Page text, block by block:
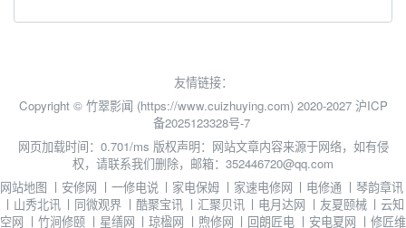
友情链接：
Copyright © 竹翠影闻 (https://www.cuizhuying.com) 2020-2027 沪ICP
备2025123328号-7
网页加载时间：0.701/ms 版权声明：网站文章内容来源于网络，如有侵
权，请联系我们删除，邮箱：352446720@qq.com
网站地图 丨 安修网 丨 一修电说 丨 家电保姆 丨 家速电修网 丨 电修通 丨琴韵章讯
丨 山秀北讯 丨 同微观界 丨 酷聚宝讯 丨 汇聚贝讯 丨 电月达网 丨 友夏颐械 丨云知
空网 丨 竹涧修颐 丨 星缮网 丨琼楹网 丨 煦修网 丨 回朗匠电 丨 安电夏网 丨 修匠维